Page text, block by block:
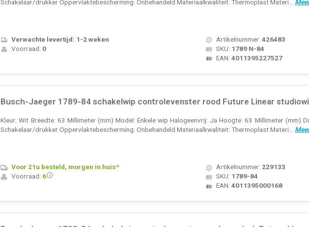
Schakelaar/drukker Oppervlaktebescherming: Onbehandeld Materiaalkwaliteit: Thermoplast Materi...
Artikelnummer:426483
SKU: 1789 N-84
EAN:4011395227527
Verwachte levertijd: 1-2 weken
Voorraad: 0
Busch-Jaeger 1789-84 schakelwip controlevenster rood Future Linear
Kleur: Wit Breedte: 63 Millimeter (mm) Model: Enkele wip Halogeenvrij: Ja Hoogte: 63 Millimeter (mm)
Schakelaar/drukker Oppervlaktebescherming: Onbehandeld Materiaalkwaliteit: Thermoplast Materi...
Artikelnummer: 229133
SKU: 1789-84
EAN:4011395000168
Voor 21u besteld, morgen in huis*
Voorraad: 6